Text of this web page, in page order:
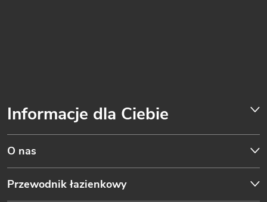
Informacje dla Ciebie
O nas
Przewodnik łazienkowy